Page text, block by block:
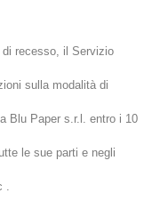
recesso, il Servizio
sulla modalità di
Blu Paper s.r.l. entro i 10
le sue parti e negli
.